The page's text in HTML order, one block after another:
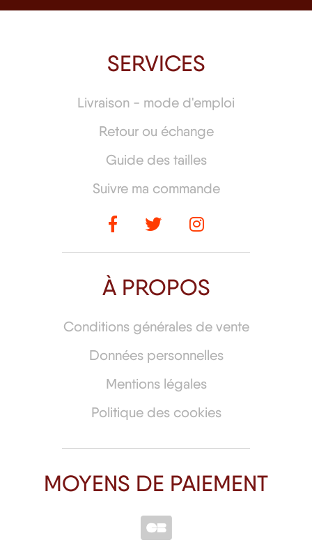
SERVICES
Livraison - mode d'emploi
Retour ou échange
Guide des tailles
Suivre ma commande
À PROPOS
Conditions générales de vente
Données personnelles
Mentions légales
Politique des cookies
MOYENS DE PAIEMENT